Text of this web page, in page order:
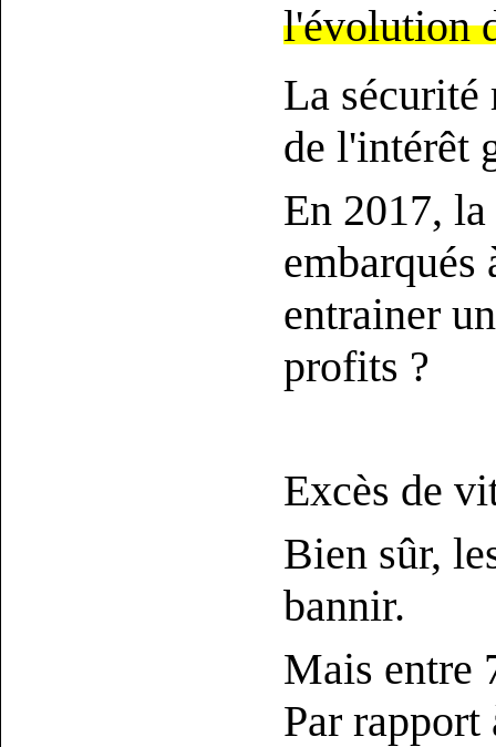
l'évolution
La sécurité
de l'intérêt
En 2017,
entrainer
profits ?
Excès de
Bien sûr,
bannir.
Mais entre
Par